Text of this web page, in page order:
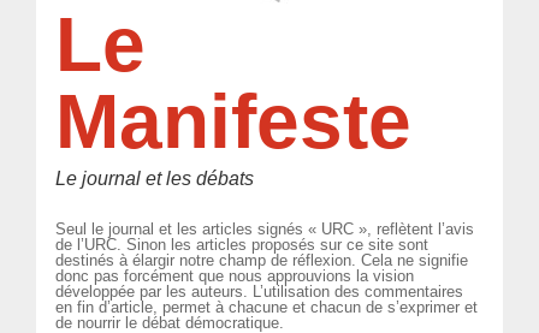
Le
Manifeste
Le journal et les débats
Seul le journal et les articles signés « URC », reflètent l’avis
de l’URC. Sinon les articles proposés sur ce site sont
destinés à élargir notre champ de réflexion. Cela ne signifie
donc pas forcément que nous approuvions la vision
développée par les auteurs. L’utilisation des commentaires
en fin d’article, permet à chacune et chacun de s’exprimer et
de nourrir le débat démocratique.